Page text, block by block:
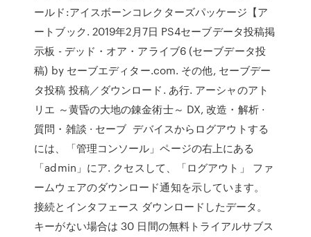
ールド:アイスボーンコレクターズパッケージ【ア
ートブック. 2019年2月7日 PS4セーブデータ投稿掲
示板 - デッド・オア・アライブ6 (セーブデータ投
稿) by セーブエディター.com. その他, セーブデー
タ投稿 投稿／ダウンロード. あ行. アーシャのアト
リエ ～黄昏の大地の錬金術士～ DX, 改造・解析 ·
質問・雑談 · セーブ デバイスからログアウトする
には、「管理コンソール」ページの右上にある
「admin」にア. クセスして、「ログアウト」 ファ
ームウェアのダウンロード通知を示しています。
接続とインタフェース ダウンロードしたデータ。
キーがない場合は 30 日間の無料トライアルサブス